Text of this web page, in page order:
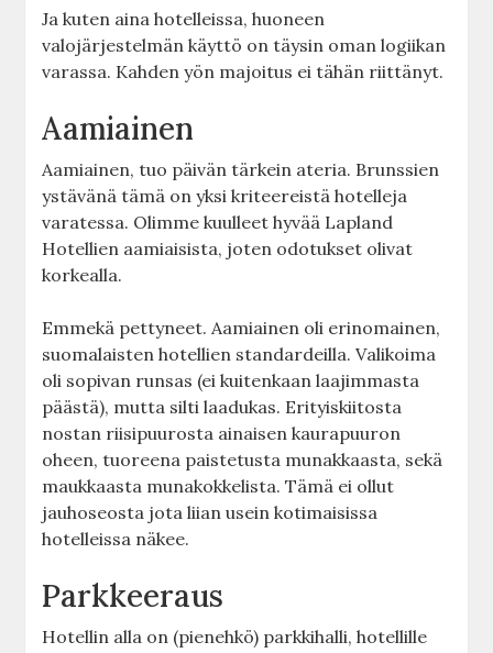
Ja kuten aina hotelleissa, huoneen
valojärjestelmän käyttö on täysin oman logiikan
varassa. Kahden yön majoitus ei tähän riittänyt.
Aamiainen
Aamiainen, tuo päivän tärkein ateria. Brunssien
ystävänä tämä on yksi kriteereistä hotelleja
varatessa. Olimme kuulleet hyvää Lapland
Hotellien aamiaisista, joten odotukset olivat
korkealla.
Emmekä pettyneet. Aamiainen oli erinomainen,
suomalaisten hotellien standardeilla. Valikoima
oli sopivan runsas (ei kuitenkaan laajimmasta
päästä), mutta silti laadukas. Erityiskiitosta
nostan riisipuurosta ainaisen kaurapuuron
oheen, tuoreena paistetusta munakkaasta, sekä
maukkaasta munakokkelista. Tämä ei ollut
jauhoseosta jota liian usein kotimaisissa
hotelleissa näkee.
Parkkeeraus
Hotellin alla on (pienehkö) parkkihalli, hotellille